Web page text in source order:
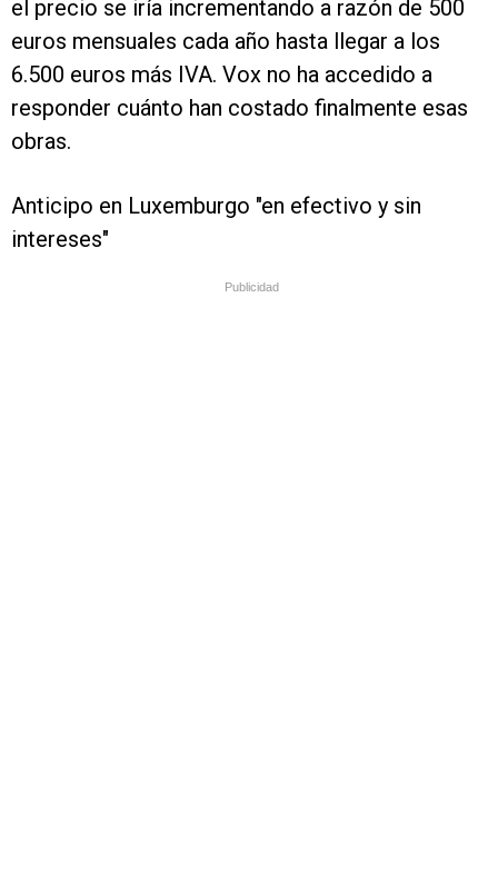
el precio se iría incrementando a razón de 500
euros mensuales cada año hasta llegar a los
6.500 euros más IVA. Vox no ha accedido a
responder cuánto han costado finalmente esas
obras.
Anticipo en Luxemburgo "en efectivo y sin
intereses"
Publicidad